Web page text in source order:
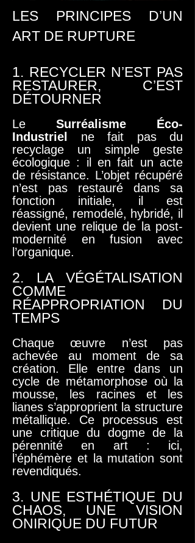
LES PRINCIPES D’UN
ART DE RUPTURE
1. RECYCLER N’EST PAS
RESTAURER, C’EST
DÉTOURNER
Le Surréalisme Éco-
Industriel
ne fait pas du
recyclage un simple geste
écologique : il en fait un acte
de résistance. L’objet récupéré
n’est pas restauré dans sa
fonction initiale, il est
réassigné, remodelé, hybridé, il
devient une relique de la post-
modernité en fusion avec
l’organique.
2. LA VÉGÉTALISATION
COMME
RÉAPPROPRIATION DU
TEMPS
Chaque œuvre n’est pas
achevée au moment de sa
création. Elle entre dans un
cycle de métamorphose où la
mousse, les racines et les
lianes s’approprient la structure
métallique. Ce processus est
une critique du dogme de la
pérennité en art : ici,
l’éphémère et la mutation sont
revendiqués.
3. UNE ESTHÉTIQUE DU
CHAOS, UNE VISION
ONIRIQUE DU FUTUR